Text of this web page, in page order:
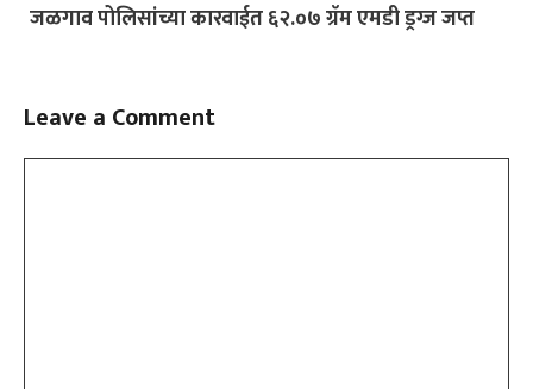
जळगाव पोलिसांच्या कारवाईत ६२.०७ ग्रॅम एमडी ड्रग्ज जप्त
Leave a Comment